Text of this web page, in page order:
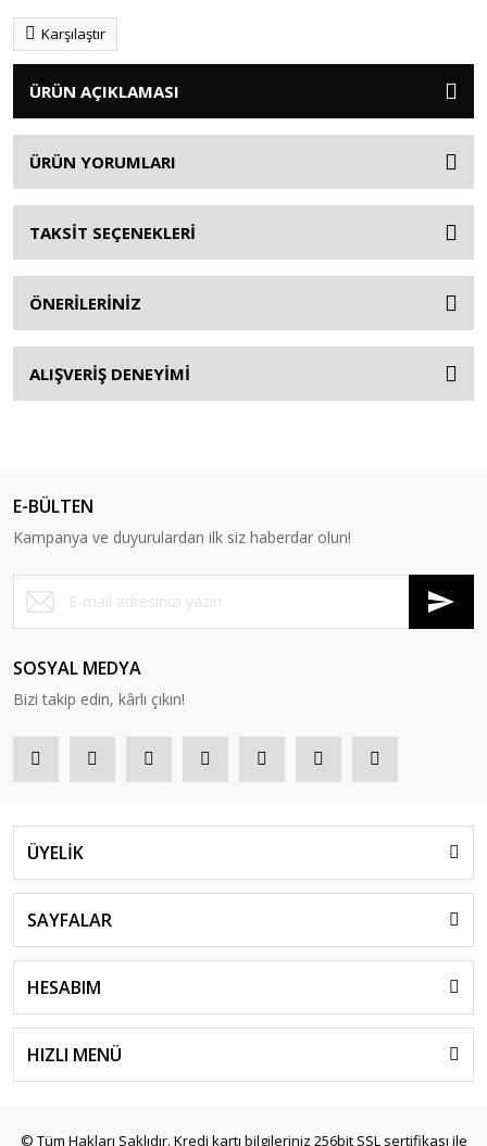
Karşılaştır
ÜRÜN AÇIKLAMASI
ÜRÜN YORUMLARI
TAKSİT SEÇENEKLERİ
ÖNERİLERİNİZ
ALIŞVERİŞ DENEYİMİ
E-BÜLTEN
Kampanya ve duyurulardan ilk siz haberdar olun!
SOSYAL MEDYA
Bizi takip edin, kârlı çıkın!
ÜYELİK
SAYFALAR
HESABIM
HIZLI MENÜ
© Tüm Hakları Saklıdır. Kredi kartı bilgileriniz 256bit SSL sertifikası ile